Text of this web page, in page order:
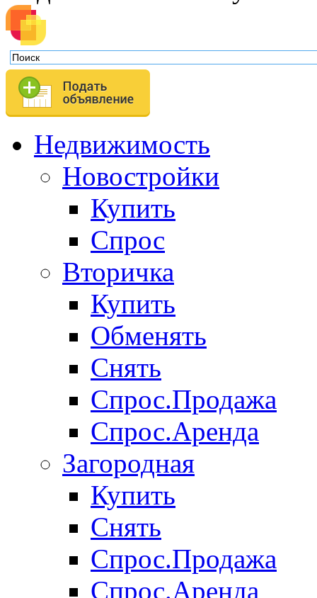
Недвижимость
Новостройки
Купить
Спрос
Вторичка
Купить
Обменять
Снять
Спрос.Продажа
Спрос.Аренда
Загородная
Купить
Снять
Спрос.Продажа
Спрос.Аренда